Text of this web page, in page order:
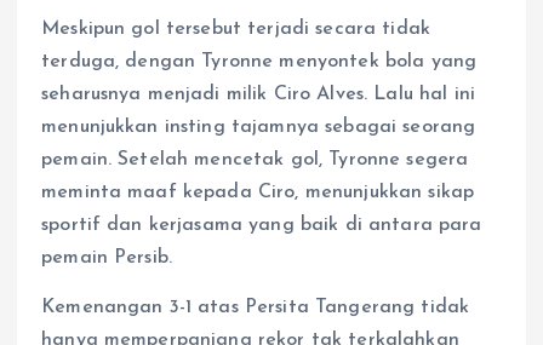
Meskipun gol tersebut terjadi secara tidak
terduga, dengan Tyronne menyontek bola yang
seharusnya menjadi milik Ciro Alves. Lalu hal ini
menunjukkan insting tajamnya sebagai seorang
pemain. Setelah mencetak gol, Tyronne segera
meminta maaf kepada Ciro, menunjukkan sikap
sportif dan kerjasama yang baik di antara para
pemain Persib.
Kemenangan 3-1 atas Persita Tangerang tidak
hanya memperpanjang rekor tak terkalahkan